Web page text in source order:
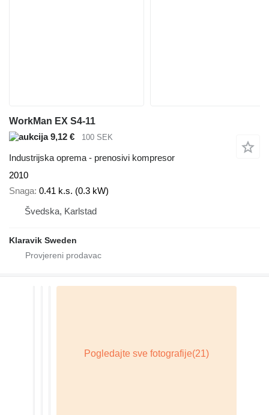
WorkMan EX S4-11
9,12 €
100 SEK
Industrijska oprema - prenosivi kompresor
2010
Snaga 0.41 k.s. (0.3 kW)
Švedska, Karlstad
Klaravik Sweden